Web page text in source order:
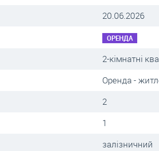
20.06.2026
ОРЕНДА
2-кімнатні
Оренда -
2
1
залізничний